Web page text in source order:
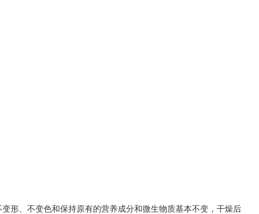
形、不变色和保持原有的营养成分和微生物质基本不变，干燥后